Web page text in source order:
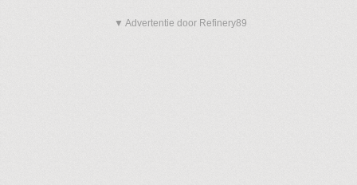
▼ Advertentie door Refinery89